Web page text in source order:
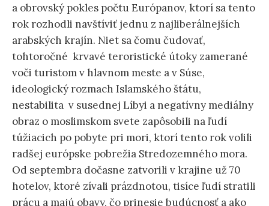
a obrovský pokles počtu Európanov, ktorí sa tento
rok rozhodli navštíviť jednu z najliberálnejších
arabských krajín. Niet sa čomu čudovať,
tohtoročné krvavé teroristické útoky zamerané
voči turistom v hlavnom meste a v Súse,
ideologický rozmach Islamského štátu,
nestabilita v susednej Líbyi a negatívny mediálny
obraz o moslimskom svete zapôsobili na ľudí
túžiacich po pobyte pri mori, ktorí tento rok volili
radšej európske pobrežia Stredozemného mora.
Od septembra dočasne zatvorili v krajine už 70
hotelov, ktoré zívali prázdnotou, tisíce ľudí stratili
prácu a majú obavy, čo prinesie budúcnosť a ako